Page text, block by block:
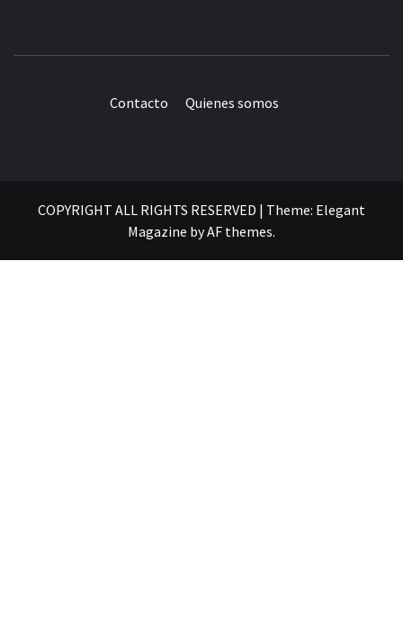
Contacto Quienes somos
COPYRIGHT ALL RIGHTS RESERVED | Theme: Elegant
Magazine byAF themes.